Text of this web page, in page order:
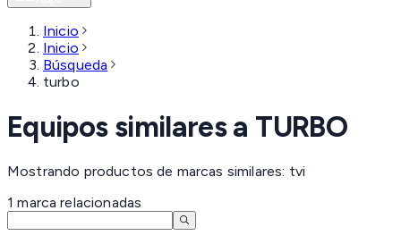
Inicio
Inicio
Búsqueda
turbo
Equipos similares a TURBO
Mostrando productos de marcas similares: tvi
1 marca relacionadas